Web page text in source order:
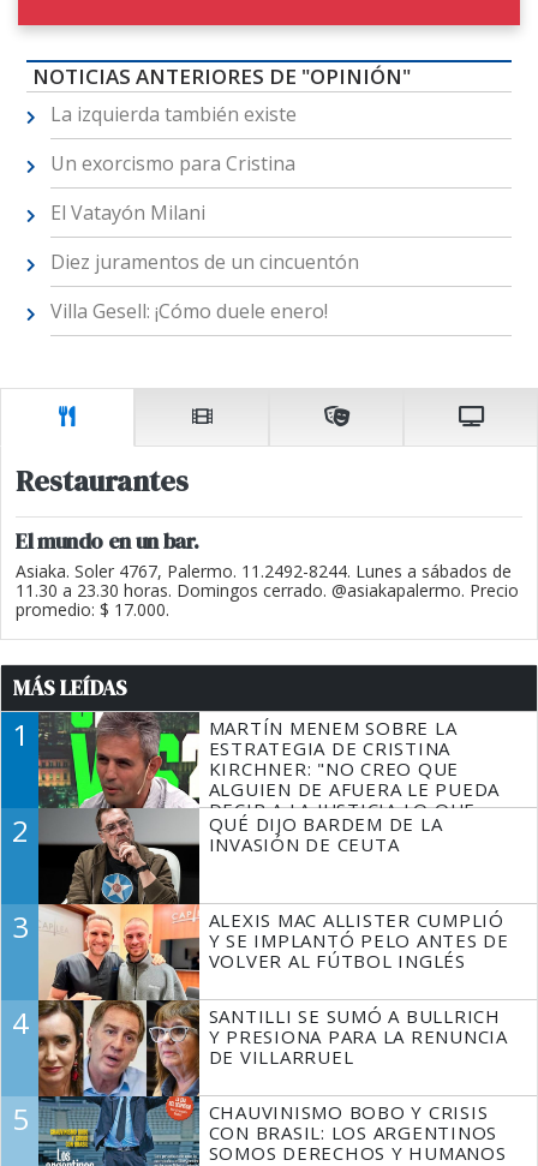
NOTICIAS ANTERIORES DE "OPINIÓN"
La izquierda también existe
Un exorcismo para Cristina
El Vatayón Milani
Diez juramentos de un cincuentón
Villa Gesell: ¡Cómo duele enero!
Restaurantes
El mundo en un bar.
Asiaka. Soler 4767, Palermo. 11.2492-8244. Lunes a sábados de
11.30 a 23.30 horas. Domingos cerrado. @asiakapalermo. Precio
promedio: $ 17.000.
MÁS LEÍDAS
1
MARTÍN MENEM SOBRE LA
ESTRATEGIA DE CRISTINA
KIRCHNER: "NO CREO QUE
ALGUIEN DE AFUERA LE PUEDA
DECIR A LA JUSTICIA LO QUE
TIENE QUE HACER"
2
QUÉ DIJO BARDEM DE LA
INVASIÓN DE CEUTA
3
ALEXIS MAC ALLISTER CUMPLIÓ
Y SE IMPLANTÓ PELO ANTES DE
VOLVER AL FÚTBOL INGLÉS
4
SANTILLI SE SUMÓ A BULLRICH
Y PRESIONA PARA LA RENUNCIA
DE VILLARRUEL
5
CHAUVINISMO BOBO Y CRISIS
CON BRASIL: LOS ARGENTINOS
SOMOS DERECHOS Y HUMANOS